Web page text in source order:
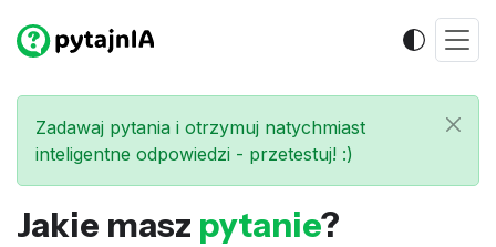
Zadawaj pytania i otrzymuj natychmiast
inteligentne odpowiedzi - przetestuj! :)
Jakie masz pytanie?